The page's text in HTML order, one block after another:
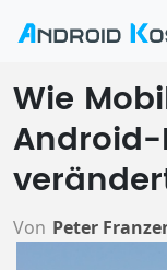
Wie
Von Peter